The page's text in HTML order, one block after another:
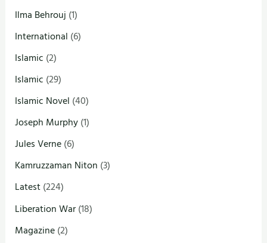
Ilma Behrouj (1)
International (6)
Islamic (2)
Islamic (29)
Islamic Novel (40)
Joseph Murphy(1)
Jules Verne(6)
Kamruzzaman Niton (3)
Latest(224)
Liberation War(18)
Magazine(2)